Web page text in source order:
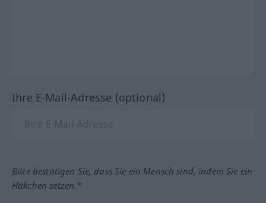
Ihre E-Mail-Adresse (optional)
Bitte bestätigen Sie, dass Sie ein Mensch sind, indem Sie ein
Häkchen setzen.*